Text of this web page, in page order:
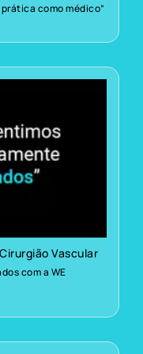
como médico”
Vascular
com a WE